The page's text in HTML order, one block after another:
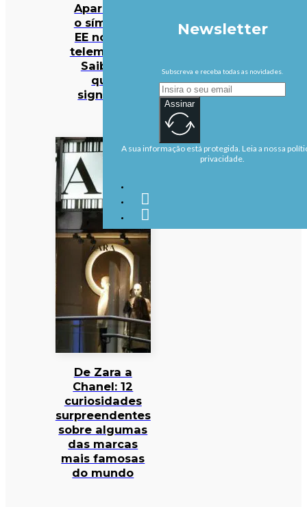
Apareceu
o símbolo
EE no seu
telemóvel?
Saiba o
que
significa
De Zara a
Chanel: 12
curiosidades
surpreendentes
sobre algumas
das marcas
mais famosas
do mundo
Newsletter
Subscreva e receba todas as novidades.
Assinar
A sua informação está protegida. Leia a nossa
privacidade.